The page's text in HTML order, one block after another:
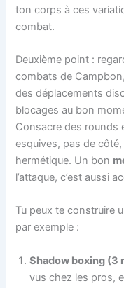
ton corps à ces
combat.
Deuxième point :
combats de
des déplacements
blocages au bon
Consacre des rounds
esquives, pas de
hermétique. Un bon
l’attaque, c’est aussi
Tu peux te construire
par exemple :
Shadow boxing (3
vus chez les pros,